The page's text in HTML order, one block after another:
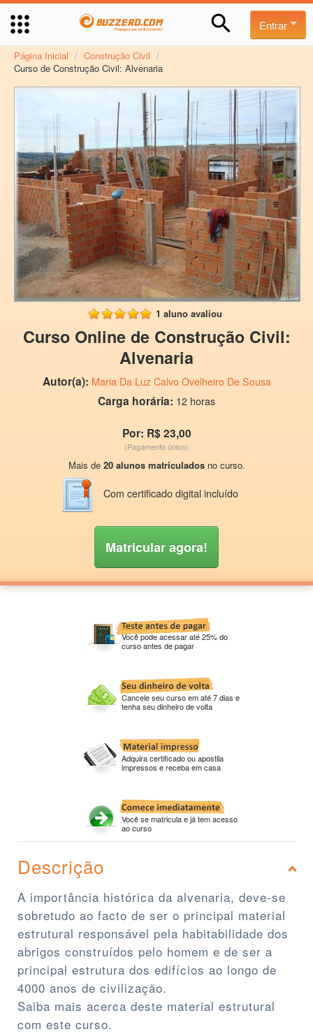
Entrar
Página Inicial / Construção Civil /
Curso de Construção Civil: Alvenaria
1 aluno avaliou
Curso Online de Construção Civil:
Alvenaria
Autor(a): Maria Da Luz Calvo Ovelheiro De Sousa
Carga horária: 12 horas
Por: R$ 23,00
(Pagamento único)
Mais de 20 alunos matriculadosno curso.
Com certificado digital incluído
Matricular agora!
Você pode acessar até 25% do
curso antes de pagar
Cancele seu curso em até 7 dias e
tenha seu dinheiro de volta
Adquira certificado ou apostila
impressos e receba em casa
Você se matricula e já tem acesso
ao curso
Descrição
A importância histórica da alvenaria, deve-se
sobretudo ao facto de ser o principal material
estrutural responsável pela habitabilidade dos
abrigos construídos pelo homem e de ser a
principal estrutura dos edifícios ao longo de
4000 anos de civilização.
Saiba mais acerca deste material estrutural
com este curso.